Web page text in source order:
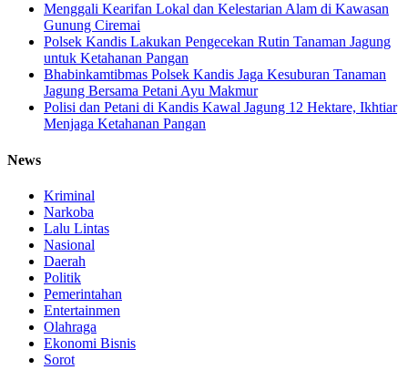
Menggali Kearifan Lokal dan Kelestarian Alam di Kawasan
Gunung Ciremai
Polsek Kandis Lakukan Pengecekan Rutin Tanaman Jagung
untuk Ketahanan Pangan
Bhabinkamtibmas Polsek Kandis Jaga Kesuburan Tanaman
Jagung Bersama Petani Ayu Makmur
Polisi dan Petani di Kandis Kawal Jagung 12 Hektare, Ikhtiar
Menjaga Ketahanan Pangan
News
Kriminal
Narkoba
Lalu Lintas
Nasional
Daerah
Politik
Pemerintahan
Entertainmen
Olahraga
Ekonomi Bisnis
Sorot